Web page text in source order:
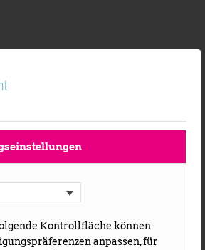
Kontrollfläche können
anpassen, für